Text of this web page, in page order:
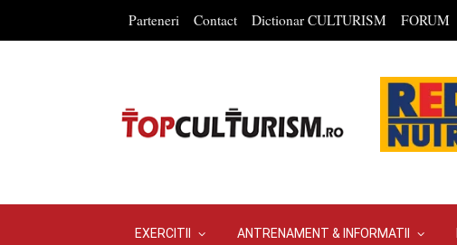
Parteneri Contact Dictionar CULTURISM FORUM
EXERCITII ANTRENAMENT & INFORMATII